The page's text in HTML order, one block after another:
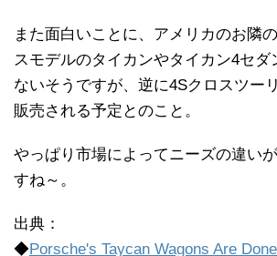
また面白いことに、アメリカのお隣
スモデルのタイカンやタイカン4セダ
ないそうですが、逆に4Sクロスツー
販売される予定とのこと。
やっぱり市場によってニーズの違い
すね～。
出典：
◆Porsche's Taycan Wagons Are